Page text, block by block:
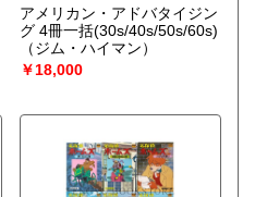
アメリカン・アドバタイジン
グ 4冊一括(30s/40s/50s/60s)
（ジム・ハイマン）
￥18,000